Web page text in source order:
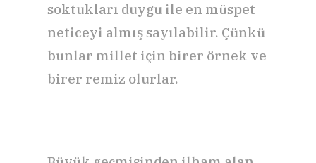
soktukları duygu ile en müspet
neticeyi almış sayılabilir. Çünkü
bunlar millet için birer örnek ve
birer remiz olurlar.